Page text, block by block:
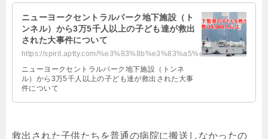
ニューヨークセントラルパーク地下施設（ト
ンネル）から3万5千人以上の子ども達が救出
された大事件について
https://spirit.aptty.com/%e3%83%8b%e3%83%a5%e3%83%bc%e3%83%a8%e3%83%bc%e3%82%...
ニューヨークセントラルパーク地下施設（トンネ
ル）から3万5千人以上の子ども達が救出された大事
件について
救出された子供たちを普通の病院に搬送しなかったの